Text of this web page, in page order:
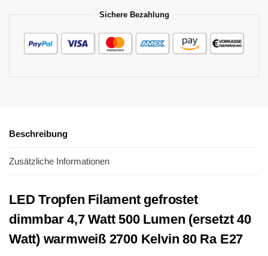
Sichere Bezahlung
Beschreibung
Zusätzliche Informationen
LED Tropfen Filament gefrostet
dimmbar 4,7 Watt 500 Lumen (ersetzt 40
Watt) warmweiß 2700 Kelvin 80 Ra E27